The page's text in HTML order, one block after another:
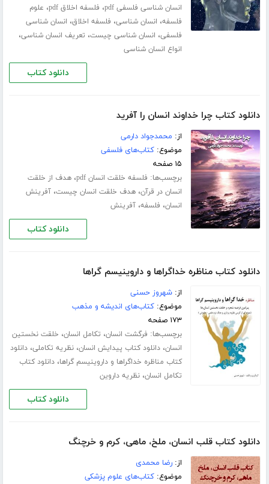
انسان شناسی فلسفی pdf ، فلسفه اخلاق pdf ، علوم
فلسفه، انسان شناسی، فلسفه اخلاق، انسان شناسی
فلسفی، انسان شناسی چیست، تعریف انسان شناسی،
انواع انسان شناسی
دانلود کتاب
دانلود کتاب چرا خداوند انسان را آفرید
از: محمدجواد دارمی
موضوع:کتاب‌های فلسفی
۱۵ صفحه
برچسب‌ها: فلسفه خلقت انسان pdf ،هدف از خلقت
انسان در قرآن،هدف خلقت انسان چیست،آفرینش
انسان، فلسفه،آفرینش
دانلود کتاب
دانلود کتاب مناظره خداگراها و داروینیسم گراها
از:شهروز حسنی
موضوع:کتاب‌های اندیشه و مذهب
۱۷۳ صفحه
برچسب‌ها: فرگشت انسان، تکامل انسان، خلقت نخستین
انسان،دانلود کتاب پیدایش انسان،نظریه تکاملی،دانلود
کتاب مناظره خداگراها و داروینیسم گراها،دانلود کتاب
تکامل انسان،نظریه داروین
دانلود کتاب
دانلود کتاب قلب انسان، ملخ، ماهی، کرم و خرچنگ
از:رضا محمدی
موضوع:کتاب‌های علوم پزشکی